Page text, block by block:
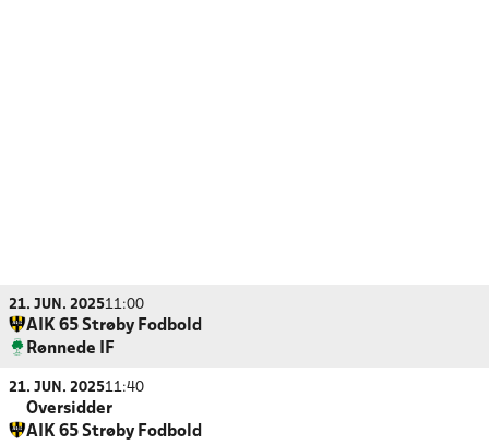
21. JUN. 202511:00
AIK 65 Strøby Fodbold
Rønnede IF
21. JUN. 202511:40
Oversidder
AIK 65 Strøby Fodbold